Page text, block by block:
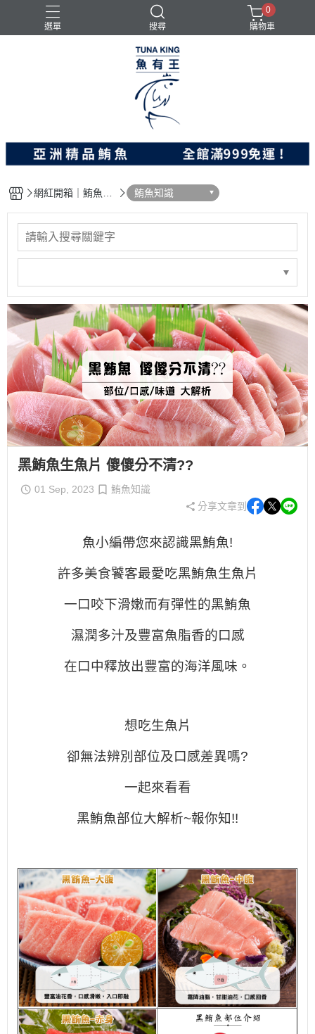
選單 搜尋
鮪魚
0
購物車
網紅開箱｜鮪魚料
鮪魚知識
黑鮪魚生魚片 傻傻分不清??
01 Sep, 2023
鮪魚知識
分享文章到
魚小編帶您來認識黑鮪魚!
許多美食饕客最愛吃黑鮪魚生魚片
一口咬下滑嫩而有彈性的黑鮪魚
濕潤多汁及豐富魚脂香的口感
在口中釋放出豐富的海洋風味。
想吃生魚片
卻無法辨別部位及口感差異嗎?
一起來看看
黑鮪魚部位大解析~報你知!!